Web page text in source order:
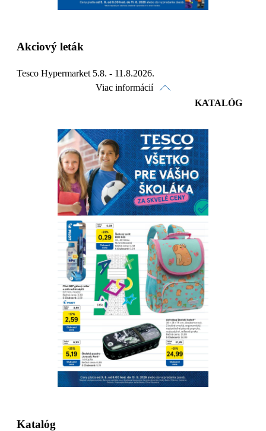
Akciový leták
Tesco Hypermarket 5.8. - 11.8.2026.
Viac informácií
Pozrieť online
Stiahnuť
Detaily platnosti
KATALÓG
Katalóg